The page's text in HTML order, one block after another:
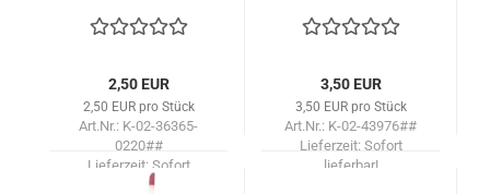
2,50 EUR
2,50 EUR pro Stück
Art.Nr.: K-02-36365-
0220##
Lieferzeit: Sofort
lieferbar!
3,50 EUR
3,50 EUR pro Stück
Art.Nr.: K-02-43976##
Lieferzeit: Sofort
lieferbar!